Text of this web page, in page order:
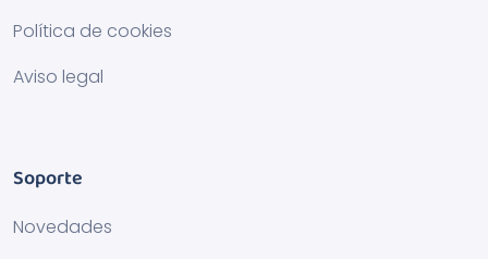
Política de cookies
Aviso legal
Soporte
Novedades